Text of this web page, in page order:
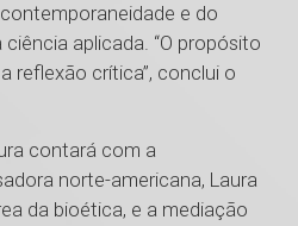
e do
aplicada. “O propósito
reflexão crítica”, conclui o
contará com a
norte-americana, Laura
da bioética, e a mediação